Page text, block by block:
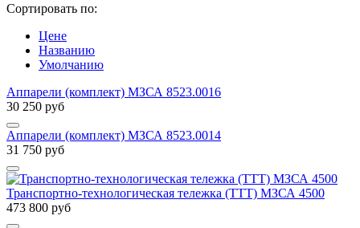
Сортировать по:
Цене
Названию
Умолчанию
Аппарели (комплект) МЗСА 8523.0016
30 250 руб
Аппарели (комплект) МЗСА 8523.0014
31 750 руб
Транспортно-технологическая тележка (ТТТ) МЗСА 4500
473 800 руб